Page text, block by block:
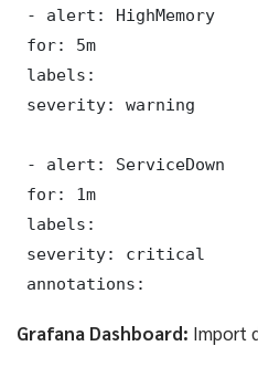
- alert: HighMemory
for: 5m
labels:
severity: warning
- alert: ServiceDown
for: 1m
labels:
severity: critical
annotations:
Grafana Dashboard: Import